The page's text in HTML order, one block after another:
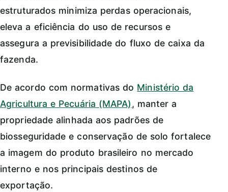
estruturados minimiza perdas operacionais,
eleva a eficiência do uso de recursos e
assegura a previsibilidade do fluxo de caixa da
fazenda.
De acordo com normativas do Ministério da
Agricultura e Pecuária (MAPA), manter a
propriedade alinhada aos padrões de
biosseguridade e conservação de solo fortalece
a imagem do produto brasileiro no mercado
interno e nos principais destinos de
exportação.